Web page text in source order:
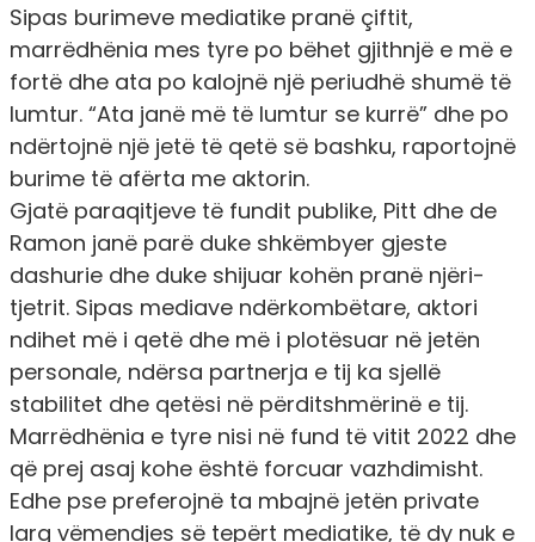
Sipas burimeve mediatike pranë çiftit,
marrëdhënia mes tyre po bëhet gjithnjë e më e
fortë dhe ata po kalojnë një periudhë shumë të
lumtur. “Ata janë më të lumtur se kurrë” dhe po
ndërtojnë një jetë të qetë së bashku, raportojnë
burime të afërta me aktorin.
Gjatë paraqitjeve të fundit publike, Pitt dhe de
Ramon janë parë duke shkëmbyer gjeste
dashurie dhe duke shijuar kohën pranë njëri-
tjetrit. Sipas mediave ndërkombëtare, aktori
ndihet më i qetë dhe më i plotësuar në jetën
personale, ndërsa partnerja e tij ka sjellë
stabilitet dhe qetësi në përditshmërinë e tij.
Marrëdhënia e tyre nisi në fund të vitit 2022 dhe
që prej asaj kohe është forcuar vazhdimisht.
Edhe pse preferojnë ta mbajnë jetën private
larg vëmendjes së tepërt mediatike, të dy nuk e